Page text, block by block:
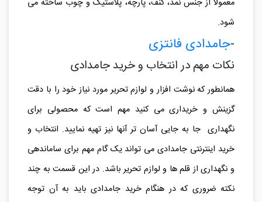
جامدادی رومیزی در طرح ها و رنگ های متنوعی تولید شده و
معمولا از جنس نمد، کنف، پارچه، پلاستیک و چوب ساخته می
شود.
-جامدادی فانتزی
نکات مهم در انتخاب و خرید جامدادی
همانطور که نوشت افزار و لوازم تحریر مورد نیاز خود را با دقت
گزینش و خریداری می کنید مهم است که محصولی برای
نگهداری جا به جایی آسان تر آنها نیز تهیه نمایید. انتخاب و
خرید اینترنتی جامدادی می تواند یک گام مهم برای ساماندهی
و نگهداری از قلم ها و لوازم تحریر باشد. در این قسمت به چند